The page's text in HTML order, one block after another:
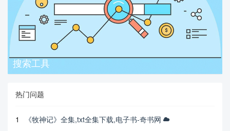
搜索工具
热门问题
1
《牧神记》全集,txt全集下载,电子书-奇书网